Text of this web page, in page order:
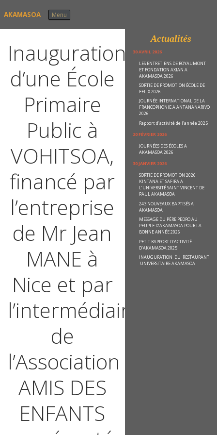
AKAMASOA Menu
Inauguration
d’une École
Primaire
Public à
VOHITSOA,
financé par
l’entreprise
de Mr Jean
MANE à
Nice et par
l’intermédiaire
de
l’Association
AMIS DES
ENFANTS
Actualités
30 AVRIL 2026
LES ENTRETIENS DE ROYAUMONT
ET FONDATION AXIAN A
AKAMASOA 2026
SORTIE DE PROMOTION ÉCOLE DE
FELIX 2026
JOURNÉE INTERNATIONAL DE LA
FRANCOPHONIE A ANTANANARIVO
2026
Rapport d’activité de l’année 2025
20 FÉVRIER 2026
JOURNÉES DES ÉCOLES A
AKAMASOA 2026
30 JANVIER 2026
SORTIE DE PROMOTION 2026
KINTANA ET SAFIRA A
L’UNIVERSITÉ SAINT VINCENT DE
PAUL AKAMASOA
243 NOUVEAUX BAPTISÉS A
AKAMASOA
MESSAGE DU PÈRE PEDRO AU
PEUPLE D’AKAMASOA POUR LA
BONNE ANNÉE 2026
PETIT RAPPORT D’ACTIVITÉ
D’AKAMASOA 2025
INAUGURATION DU RESTAURANT
UNIVERSITAIRE AKAMASOA